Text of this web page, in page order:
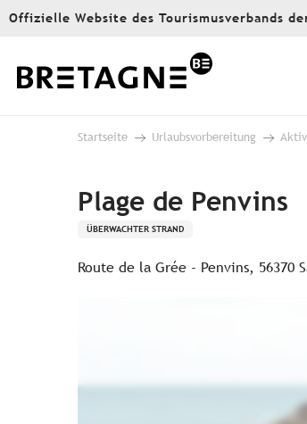
Aller
principal
Offizielle Website des Tourismusverbands
Startseite Urlaubsvorbereitung
Plage de Penvins
ÜBERWACHTER STRAND
Route de la Grée - Penvins, 56370